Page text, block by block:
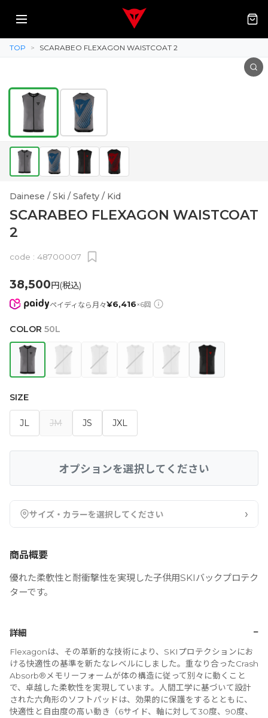
TOP > SCARABEO FLEXAGON WAISTCOAT 2
Dainese / Ski / Safety / Kid
SCARABEO FLEXAGON WAISTCOAT
2
code : 48700007
38,500円(税込)
ペイディなら月々¥6,416×6回
COLOR 50L
SIZE
JL JM JS JXL
オプションを選択してください
サイズ・カラーを選択してください ›
商品概要
優れた柔軟性と耐衝撃性を実現した子供用SKIバックプロテク
ターです。
詳細 −
Flexagonは、その革新的な技術により、SKIプロテクションにお
ける快適性の基準を新たなレベルにしました。重なり合ったCrash
Absorb®メモリーフォームが体の構造に従って別々に動くこと
で、卓越した柔軟性を実現しています。人間工学に基づいて設計
された六角形のソフトパッドは、効果的に保護をするとともに、
快適性と自由度の高い動き（6サイド、軸に対して30度、90度、